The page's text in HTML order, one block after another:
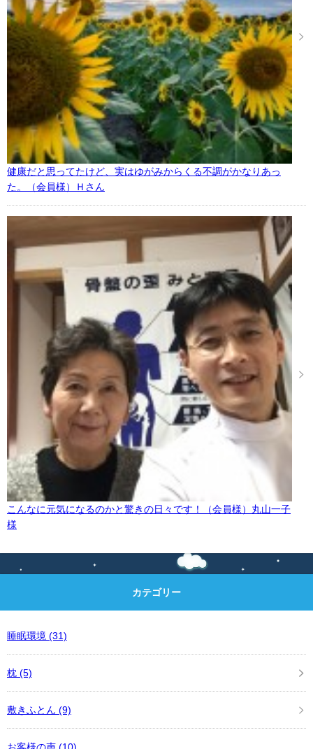
健康だと思ってたけど、実はゆがみからくる不調がかなりあっ
た。（会員様）Ｈさん
こんなに元気になるのかと驚きの日々です！（会員様）丸山一子
様
カテゴリー
睡眠環境 (31)
枕 (5)
敷きふとん (9)
お客様の声 (10)